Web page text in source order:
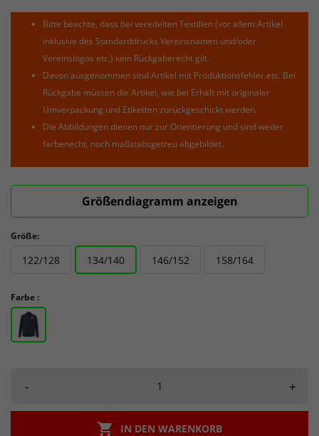
Bitte beachte, dass bei veredelten Textilien (vor allem Artikel
inklusive des Standarddrucks Vereinsnamen und/oder
Vereinslogos etc.) kein Rückgaberecht gilt.
Davon ausgenommen sind Artikel mit Produktionsfehler etc. Bei
Rückgabe müssen die Artikel, wie bei Erhalt mit originaler
Umverpackung und Etiketten zurückgeschickt werden.
Die Abbildungen dienen nur zur Orientierung und sind weder
farbenecht, noch maßstabsgetreu abgebildet.
Größendiagramm anzeigen
Größe:
122/128 134/140 146/152 158/164
Farbe :
- +
 IN DEN WARENKORB